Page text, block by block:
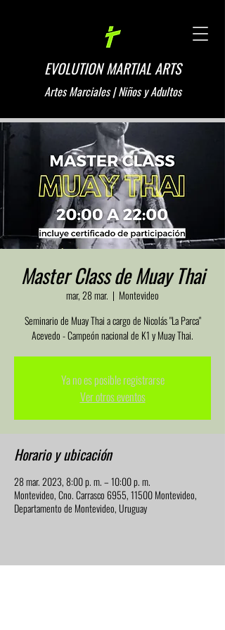
EVOLUTION MARTIAL ARTS
Artes Marciales | Niños y Adultos
Master Class de Muay Thai
mar, 28 mar.
  |
Montevideo
Seminario de Muay Thai a cargo de Nicolás "La Parca"
Acevedo - Campeón nacional de K1 y Muay Thai.
Ya no es posible registrarse
Ver otros eventos
Horario y ubicación
28 mar. 2023, 8:00 p. m. – 10:00 p. m.
Montevideo, Cno. Carrasco 6955, 11500 Montevideo,
Departamento de Montevideo, Uruguay